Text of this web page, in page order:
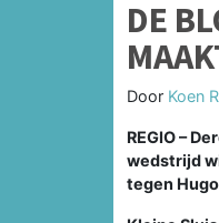
DE
Door Koen
REGIO –
wedstrijd
tegen